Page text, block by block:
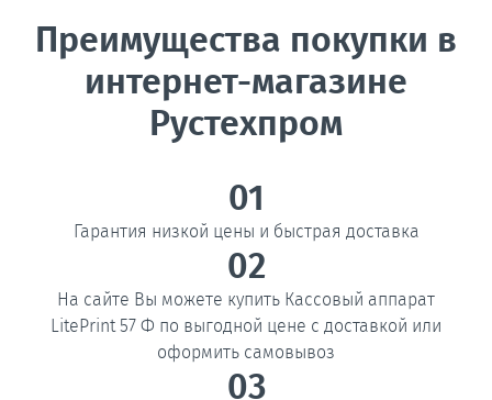
Преимущества покупки в
интернет-магазине
Рустехпром
01
Гарантия низкой цены и быстрая доставка
02
На сайте Вы можете купить Кассовый аппарат
LitePrint 57 Ф по выгодной цене с доставкой или
оформить самовывоз
03